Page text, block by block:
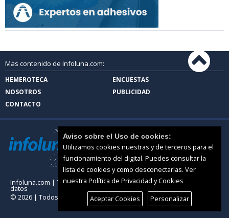
Mas contenido de Infoluna.com:
HEMEROTECA
ENCUESTAS
NOSOTROS
PUBLICIDAD
CONTACTO
Infoluna.com | Términos de uso|Protección de
datos
© 2026 | Todos los derechos reservados
Aviso sobre el Uso de cookies:
Utilizamos cookies nuestras y de terceros para el
funcionamiento del digital. Puedes consultar la
lista de cookies y como desconectarlas. Ver
nuestra Política de Privacidad y Cookies
Aceptar Cookies
Personalizar